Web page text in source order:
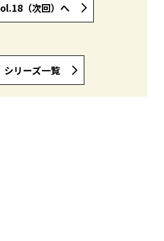
（次回）へ
シリーズ一覧